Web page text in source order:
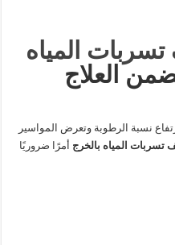
المياه
العلاج
نسبة الرطوبة وتعرض المواسير
المياه بالخرج أمرًا ضروريًا